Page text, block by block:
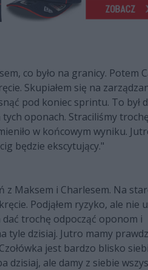
co było na granicy. Potem
Skupiałem się na
pod koniec sprintu. To był
oponach. Straciliśmy
w końcowym wyniku.
będzie ekscytujący."
z Maksem i Charlesem. Na
Podjąłem ryzyko, ale nie
trochę odpocząć oponom i
tyle dzisiaj. Jutro mamy
jest bardzo blisko
dzisiaj, ale damy z siebie